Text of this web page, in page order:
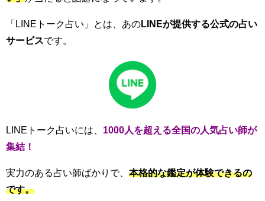
「LINEトーク占い」とは、あの LINEが提供する公式の占い
サービスです。
LINEトーク占いには、 1000人を超える全国の人気占い師が
集結！
実力のある占い師ばかりで、 本格的な鑑定が体験できるの
です。